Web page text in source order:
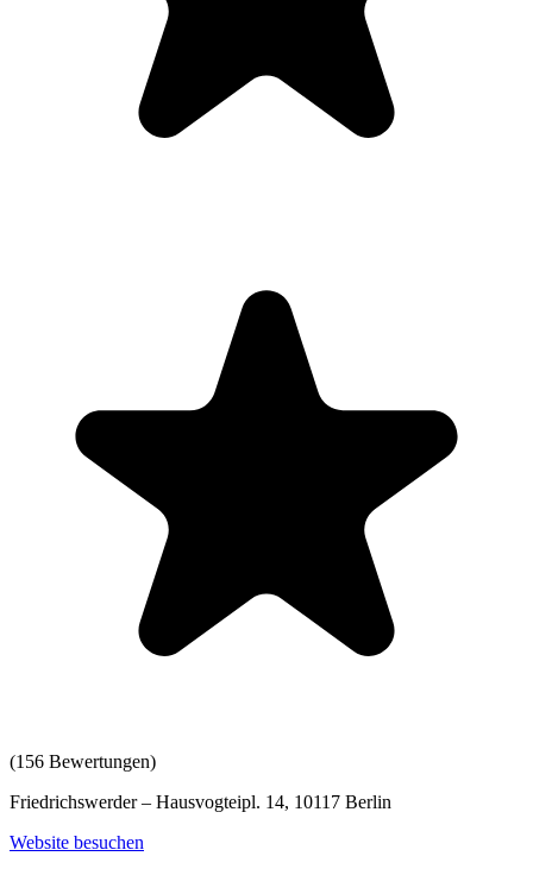
(156 Bewertungen)
Friedrichswerder – Hausvogteipl. 14, 10117 Berlin
Website besuchen